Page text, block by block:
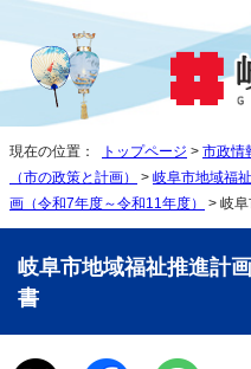
現在の位置： トップページ > 市政情
（市の政策と計画）
> 岐阜市地域福
画（令和7年度～令和11年度）
> 岐
岐阜市地域福祉推進計
書